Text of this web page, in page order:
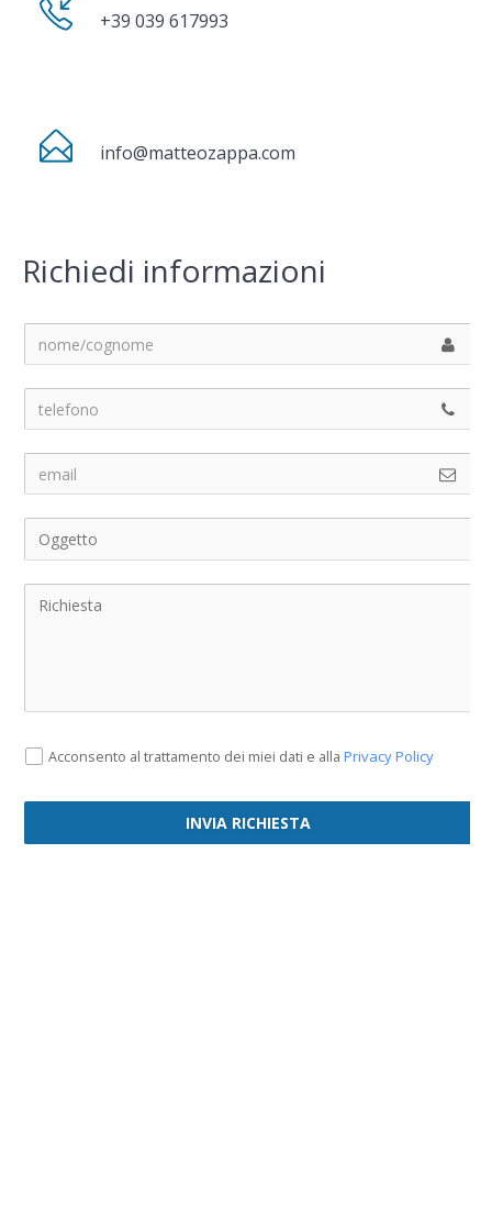
+39 039 617993
info@matteozappa.com
Richiedi informazioni
Acconsento al trattamento dei miei dati e allaPrivacy Policy
INVIA RICHIESTA